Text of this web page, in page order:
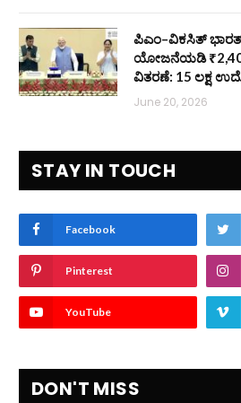
ಪಿಎಂ–ವಿಕಸಿತ್
ಯೋಜನೆಯಡಿ
ವಿತರಣೆ: 15 ಲಕ್ಷ
June 20, 2026
STAY IN TOUCH
Facebook
Pinterest
YouTube
DON'T MISS